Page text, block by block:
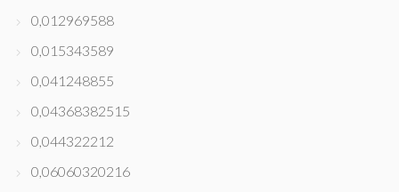
0,012969588
0,015343589
0,041248855
0,04368382515
0,044322212
0,06060320216